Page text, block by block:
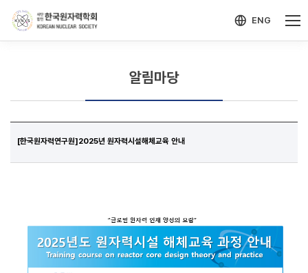
ENG
알림마당
[한국원자력연구원]2025년 원자력시설해체교육 안내